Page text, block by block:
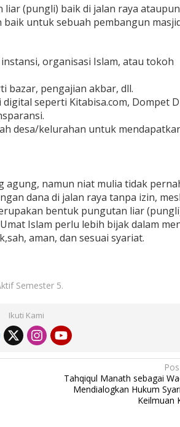
(pungli) baik di jalan raya
untuk sebuah pembangun
organisasi Islam, atau tokoh
bazar, pengajian akbar, dll.
seperti Kitabisa.com, Dompet
desa/kelurahan untuk
agung, namun niat mulia tidak
dana di jalan raya tanpa izin,
bentuk pungutan liar
Islam perlu lebih bijak dalam
aman, dan sesuai syariat.
Semester 5.
Ikuti Kami
Tahqiqul Manath sebagai
Mendialogkan Hukum
Keilmuan